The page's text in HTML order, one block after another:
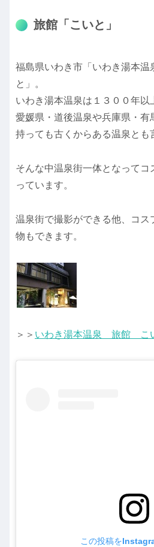
旅館「こいと」
福島県いわき市「いわき湯本温
と」。
いわき湯本温泉は１３００年以
愛媛県・道後温泉や兵庫県・有
持っても古くからある温泉とも
そんな中温泉街一体となってコ
っています。
温泉街で撮影ができる他、コス
物もできます。
＞＞ いわき湯本温泉 旅館 こ
この投稿を